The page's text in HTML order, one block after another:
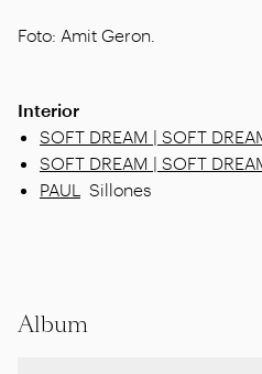
Foto: Amit Geron.
Interior
SOFT DREAM | SOFT
SOFT DREAM | SOFT
PAUL
Sillones
Album